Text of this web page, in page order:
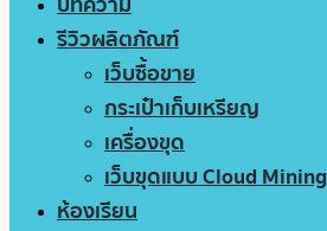
รีวิวผลิตภัณฑ์
เว็บซื้อขาย
กระเป๋าเก็บเหรียญ
เครื่องขุด
เว็บขุดแบบ Cloud Mining
ห้องเรียน